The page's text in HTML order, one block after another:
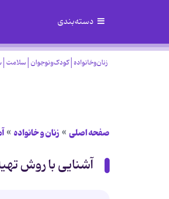
دسته‌بندی
زنان‌وخانواده کودک‌ونوجوان سلامت
صفحه اصلی زنان و خانواده
آشنایی با روش